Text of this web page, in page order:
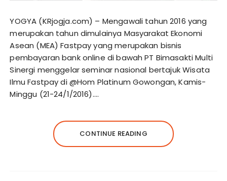
YOGYA (KRjogja.com) – Mengawali tahun 2016 yang
merupakan tahun dimulainya Masyarakat Ekonomi
Asean (MEA) Fastpay yang merupakan bisnis
pembayaran bank online di bawah PT Bimasakti Multi
Sinergi menggelar seminar nasional bertajuk Wisata
Ilmu Fastpay di @Hom Platinum Gowongan, Kamis-
Minggu (21-24/1/2016)….
CONTINUE READING